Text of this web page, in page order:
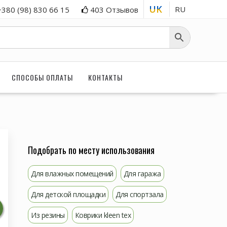
(98) 830 66 15 403 Отзывов UK RU
СПОСОБЫ ОПЛАТЫ КОНТАКТЫ
Подобрать по месту использования
Для влажных помещений Для гаража
Для детской площадки Для спортзала
Из резины Коврики kleen tex